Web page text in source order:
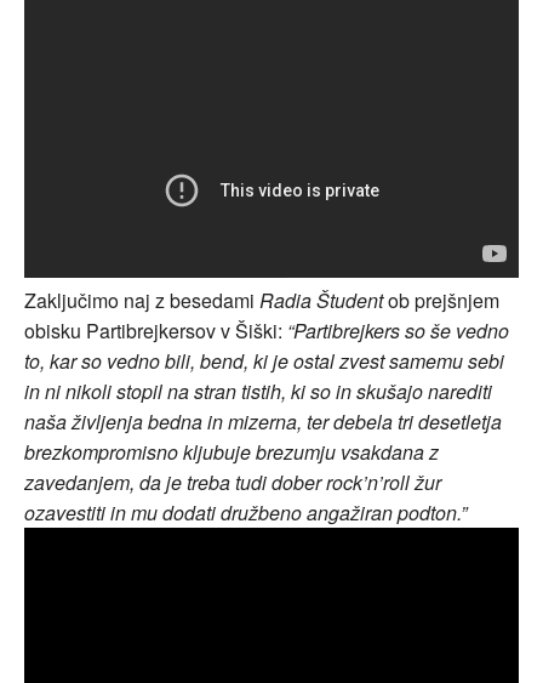
Zaključimo naj z besedami Radia Študentob prejšnjem
obisku Partibrejkersov v Šiški: “Partibrejkers so še vedno
to, kar so vedno bili, bend, ki je ostal zvest samemu sebi
in ni nikoli stopil na stran tistih, ki so in skušajo narediti
naša življenja bedna in mizerna, ter debela tri desetletja
brezkompromisno kljubuje brezumju vsakdana z
zavedanjem, da je treba tudi dober rock’n’roll žur
ozavestiti in mu dodati družbeno angažiran podton.”